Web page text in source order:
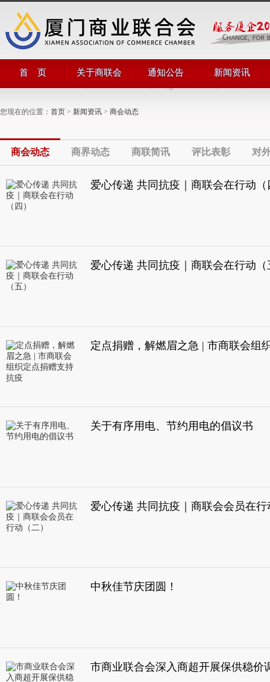
首 页 关于商联会
管理团队
商会章程
通知公告 新闻资讯
您现在的位置： 首页 > 新闻资讯 > 商会动态
商会动态 商界动态 商联简讯 评比表彰 对
爱心传递 共同抗疫｜商联会在行动（
爱心传递 共同抗疫｜商联会在行动（
定点捐赠，解燃眉之急 | 市商联会组
关于有序用电、节约用电的倡议书
爱心传递 共同抗疫｜商联会会员在行
中秋佳节庆团圆！
市商业联合会深入商超开展保供稳价